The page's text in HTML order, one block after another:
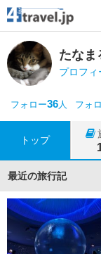
たなま
プロフィ
フォロー36人 フォ
トップ
最近の旅行記